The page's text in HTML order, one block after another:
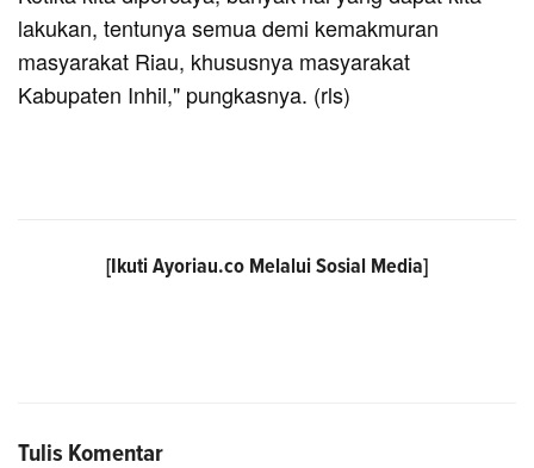
lakukan, tentunya semua demi kemakmuran
masyarakat Riau, khususnya masyarakat
Kabupaten Inhil," pungkasnya. (rls)
[Ikuti Ayoriau.co Melalui Sosial Media]
Tulis Komentar